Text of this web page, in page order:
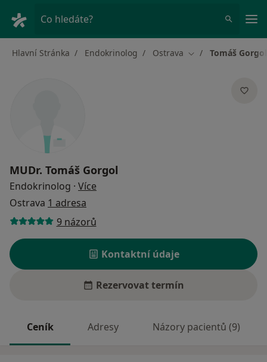
Co hledáte?
Hlavní Stránka Endokrinolog Ostrava Změna města
Tomáš Gorgol
MUDr. Tomáš Gorgol
Endokrinolog · Více
Ostrava 1 adresa
9 názorů
Kontaktní údaje
Rezervovat termín
Ceník Adresy Názory pacientů (9)